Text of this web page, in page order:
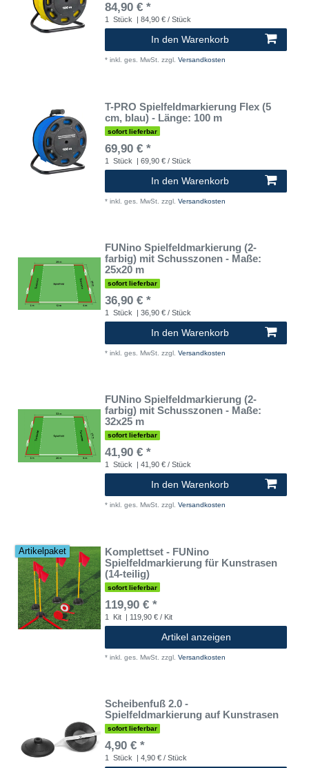
84,90 € *
1 Stück | 84,90 € / Stück
In den Warenkorb
* inkl. ges. MwSt. zzgl. Versandkosten
T-PRO Spielfeldmarkierung Flex (5
cm, blau) - Länge: 100 m
sofort lieferbar
69,90 € *
1 Stück | 69,90 € / Stück
In den Warenkorb
* inkl. ges. MwSt. zzgl. Versandkosten
FUNino Spielfeldmarkierung (2-
farbig) mit Schusszonen - Maße:
25x20 m
sofort lieferbar
36,90 € *
1 Stück | 36,90 € / Stück
In den Warenkorb
* inkl. ges. MwSt. zzgl. Versandkosten
FUNino Spielfeldmarkierung (2-
farbig) mit Schusszonen - Maße:
32x25 m
sofort lieferbar
41,90 € *
1 Stück | 41,90 € / Stück
In den Warenkorb
* inkl. ges. MwSt. zzgl. Versandkosten
Artikelpaket
Komplettset - FUNino
Spielfeldmarkierung für Kunstrasen
(14-teilig)
sofort lieferbar
119,90 € *
1 Kit | 119,90 € / Kit
Artikel anzeigen
* inkl. ges. MwSt. zzgl. Versandkosten
Scheibenfuß 2.0 -
Spielfeldmarkierung auf Kunstrasen
sofort lieferbar
4,90 € *
1 Stück | 4,90 € / Stück